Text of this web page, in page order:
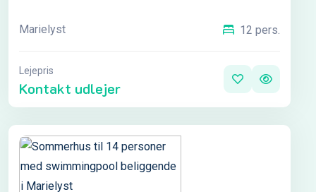
Marielyst 12 pers.
Lejepris
Kontakt udlejer